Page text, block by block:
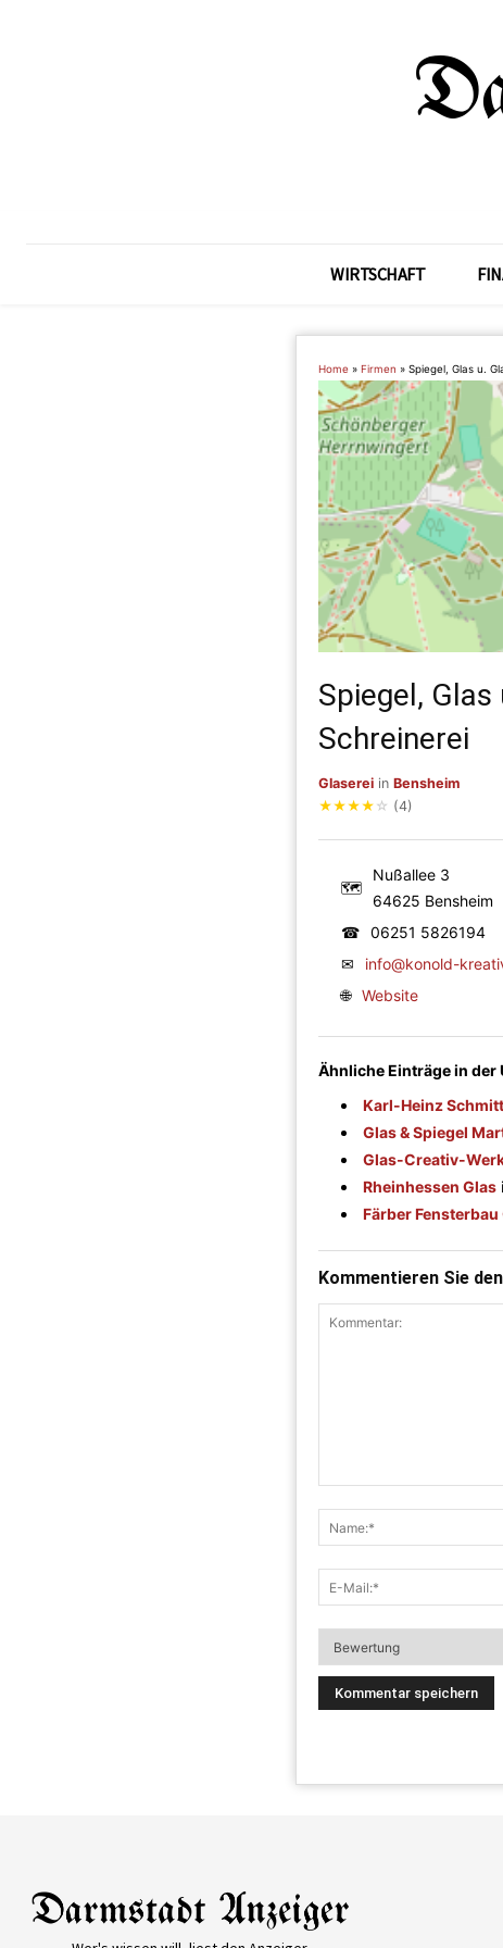
WIRTSCHAFT
Home » Firmen » Spiegel, Glas u.
Spiegel,
Schreinerei
Glaserei in Bensheim
★★★★ ☆ (4)
🗺
Nußallee 3
64625 Bensheim
☎ 06251 5826194
✉
info@konold-
🌐 Website
Ähnliche Einträge in der
Karl-Heinz
Glas & Spiegel
Glas-Creativ-
Rheinhessen Glas
Färber Fensterbau
Kommentieren Sie